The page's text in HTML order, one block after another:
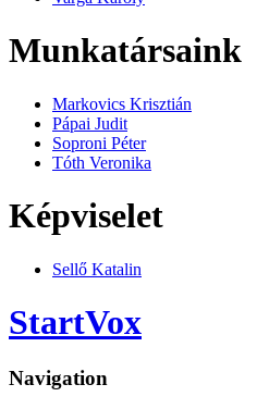
Munkatársaink
Markovics Krisztián
Pápai Judit
Soproni Péter
Tóth Veronika
Képviselet
Sellő Katalin
StartVox
Navigation